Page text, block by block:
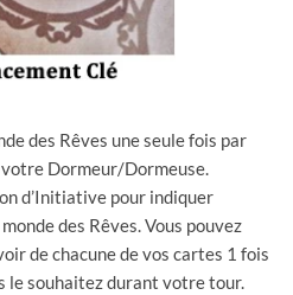
des Rêves une seule fois par
Dormeur/Dormeuse.
d’Initiative pour indiquer
des Rêves. Vous pouvez
de chacune de vos cartes 1 fois
le souhaitez durant votre tour.